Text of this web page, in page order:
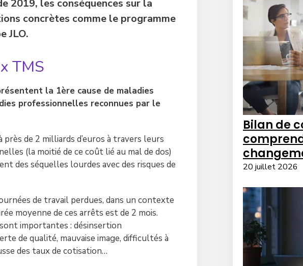
2019, les conséquences sur la
concrètes comme le programme
JLO.
TMS
la 1ère cause de maladies
professionnelles reconnues par le
de 2 milliards d’euros à travers leurs
(la moitié de ce coût lié au mal de dos)
des séquelles lourdes avec des risques de
de travail perdues, dans un contexte
moyenne de ces arrêts est de 2 mois.
importantes : désinsertion
de qualité, mauvaise image, difficultés à
des taux de cotisation…
Bilan de
20 juillet 2026